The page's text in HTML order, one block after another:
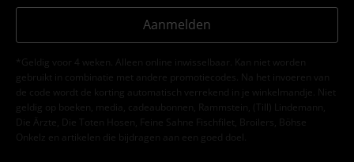
Aanmelden
*Geldig voor 4 weken. Alleen online inwisselbaar. Kan niet worden
gebruikt in combinatie met andere promotiecodes. Na het invoeren van
de code wordt de korting automatisch verrekend in je winkelmandje. Niet
geldig op boeken, media, cadeaubonnen, Rammstein, (Till) Lindemann,
Die Ärzte, Die Toten Hosen, Feine Sahne Fischfilet, Broilers, Böhse
Onkelz en artikelen die bijdragen aan een goed doel.